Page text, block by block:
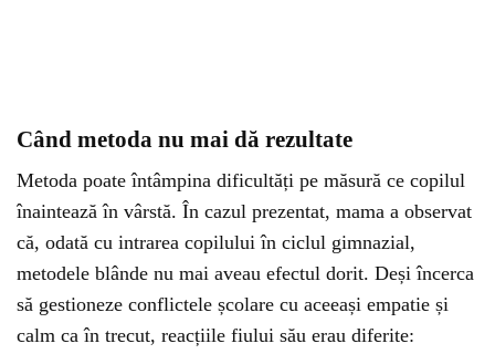
Când metoda nu mai dă rezultate
Metoda poate întâmpina dificultăți pe măsură ce copilul
înaintează în vârstă. În cazul prezentat, mama a observat
că, odată cu intrarea copilului în ciclul gimnazial,
metodele blânde nu mai aveau efectul dorit. Deși încerca
să gestioneze conflictele școlare cu aceeași empatie și
calm ca în trecut, reacțiile fiului său erau diferite: